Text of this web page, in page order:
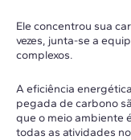
Ele concentrou sua
vezes, junta-se a
complexos.
A eficiência
pegada de carbono
que o meio ambiente
todas as atividades